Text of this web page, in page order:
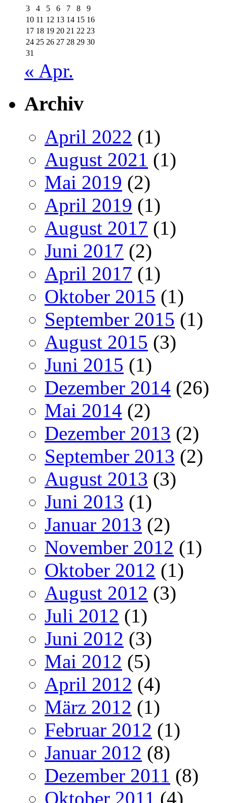
3
4 5 6 7 8
9
10 11 12 13 14 15 16
17 18 19 20 21 22 23
24 25 26 27 28 29 30
31
« Apr.
Archiv
April 2022 (1)
August 2021 (1)
Mai 2019 (2)
April 2019 (1)
August 2017 (1)
Juni 2017 (2)
April 2017 (1)
Oktober 2015 (1)
September 2015 (1)
August 2015 (3)
Juni 2015 (1)
Dezember 2014 (26)
Mai 2014 (2)
Dezember 2013 (2)
September 2013 (2)
August 2013 (3)
Juni 2013 (1)
Januar 2013 (2)
November 2012 (1)
Oktober 2012 (1)
August 2012 (3)
Juli 2012 (1)
Juni 2012 (3)
Mai 2012 (5)
April 2012 (4)
März 2012 (1)
Februar 2012 (1)
Januar 2012 (8)
Dezember 2011 (8)
Oktober 2011 (4)